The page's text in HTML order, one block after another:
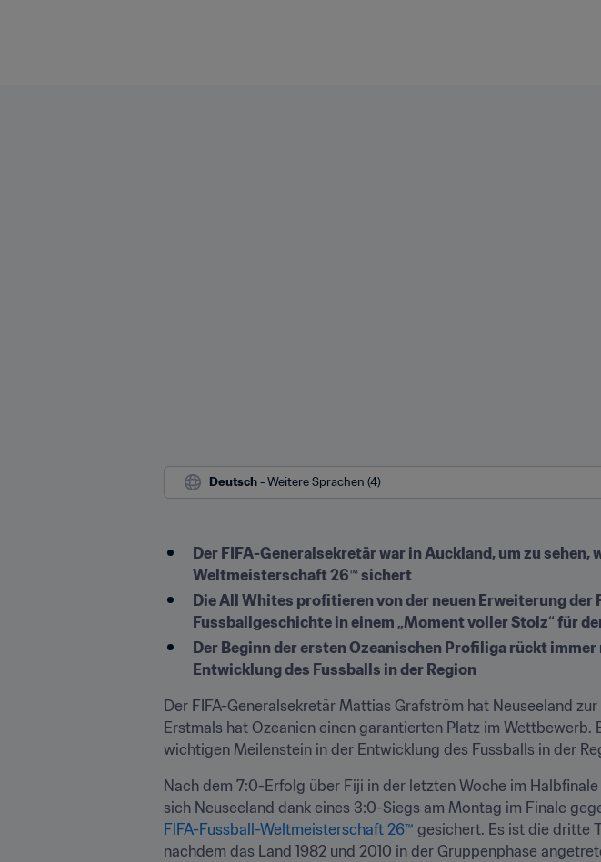
Deutsch - Weitere Sprachen (4)
Der FIFA-Generalsekretär war in Auckland, um zu
Weltmeisterschaft 26™ sichert
Die All Whites profitieren von der neuen Erweiterung
Fussballgeschichte in einem „Moment voller Stolz“ für
Der Beginn der ersten Ozeanischen Profiliga rückt
Entwicklung des Fussballs in der Region
Der FIFA-Generalsekretär Mattias Grafström hat Neuseeland
Erstmals hat Ozeanien einen garantierten Platz im
wichtigen Meilenstein in der Entwicklung des Fussballs in der
Nach dem 7:0-Erfolg über Fiji in der letzten Woche im
FIFA-Fussball-Weltmeisterschaft 26™ gesichert. Es ist die dritte
nachdem das Land 1982 und 2010 in der Gruppenphase